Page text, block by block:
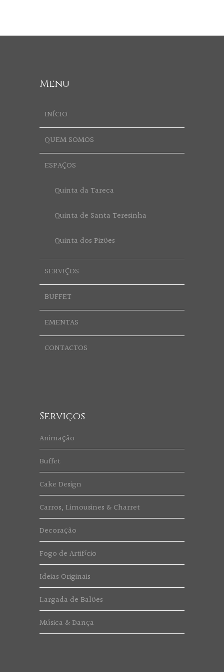
Menu
INÍCIO
QUEM SOMOS
ESPAÇOS
Quinta da Tareca
Quinta de Santa Teresinha
Quinta dos Pizões
SERVIÇOS
BUFFET
EMENTAS
CONTACTOS
Serviços
Animação
Buffet
Cake Design
Carros, Limousines & Charret
Decoração
Fogo de Artifício
Ideias Originais
Largada de Balões
Música & Dança